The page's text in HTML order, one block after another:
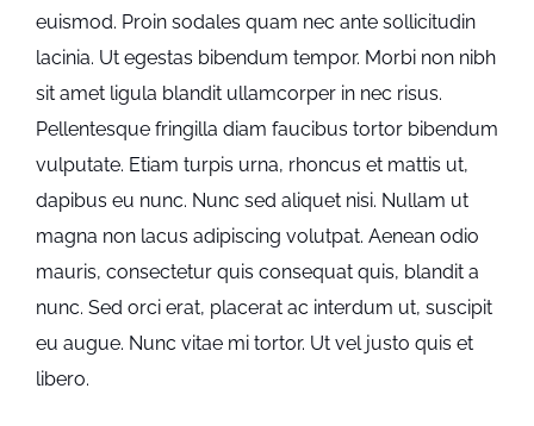
euismod. Proin sodales quam nec ante sollicitudin
lacinia. Ut egestas bibendum tempor. Morbi non nibh
sit amet ligula blandit ullamcorper in nec risus.
Pellentesque fringilla diam faucibus tortor bibendum
vulputate. Etiam turpis urna, rhoncus et mattis ut,
dapibus eu nunc. Nunc sed aliquet nisi. Nullam ut
magna non lacus adipiscing volutpat. Aenean odio
mauris, consectetur quis consequat quis, blandit a
nunc. Sed orci erat, placerat ac interdum ut, suscipit
eu augue. Nunc vitae mi tortor. Ut vel justo quis et
libero.